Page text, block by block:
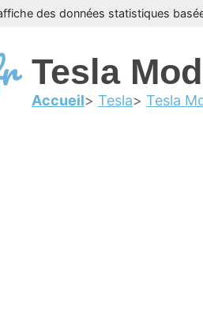
des données statistiques
Tesla
Accueil Tesla Tesla